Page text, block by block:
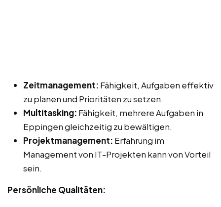
Zeitmanagement: Fähigkeit, Aufgaben effektiv
zu planen und Prioritäten zu setzen.
Multitasking: Fähigkeit, mehrere Aufgaben in
Eppingen gleichzeitig zu bewältigen.
Projektmanagement: Erfahrung im
Management von IT-Projekten kann von Vorteil
sein.
Persönliche Qualitäten: